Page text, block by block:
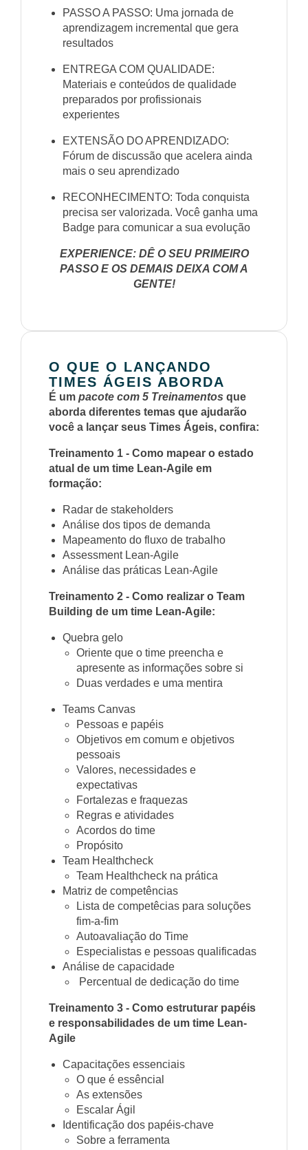
PASSO A PASSO: Uma jornada de
aprendizagem incremental que gera
resultados
ENTREGA COM QUALIDADE:
Materiais e conteúdos de qualidade
preparados por profissionais
experientes
EXTENSÃO DO APRENDIZADO:
Fórum de discussão que acelera ainda
mais o seu aprendizado
RECONHECIMENTO: Toda conquista
precisa ser valorizada. Você ganha uma
Badge para comunicar a sua evolução
EXPERIENCE: DÊ O SEU PRIMEIRO
PASSO E OS DEMAIS DEIXA COM A
GENTE!
O QUE O LANÇANDO
TIMES ÁGEIS ABORDA
É um pacote com 5 Treinamentos que
aborda diferentes temas que ajudarão
você a lançar seus Times Ágeis, confira:
Treinamento 1 - Como mapear o estado
atual de um time Lean-Agile em
formação:
Radar de stakeholders
Análise dos tipos de demanda
Mapeamento do fluxo de trabalho
Assessment Lean-Agile
Análise das práticas Lean-Agile
Treinamento 2 - Como realizar o Team
Building de um time Lean-Agile:
Quebra gelo
Oriente que o time preencha e
apresente as informações sobre si
Duas verdades e uma mentira
Teams Canvas
Pessoas e papéis
Objetivos em comum e objetivos
pessoais
Valores, necessidades e
expectativas
Fortalezas e fraquezas
Regras e atividades
Acordos do time
Propósito
Team Healthcheck
Team Healthcheck na prática
Matriz de competências
Lista de competêcias para soluções
fim-a-fim
Autoavaliação do Time
Especialistas e pessoas qualificadas
Análise de capacidade
Percentual de dedicação do time
Treinamento 3 - Como estruturar papéis
e responsabilidades de um time Lean-
Agile
Capacitações essenciais
O que é essêncial
As extensões
Escalar Ágil
Identificação dos papéis-chave
Sobre a ferramenta